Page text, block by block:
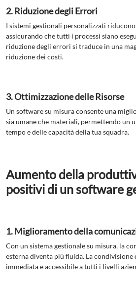
2. Riduzione degli Errori
I sistemi gestionali personalizzati
assicurando che tutti i processi siano
riduzione degli errori si traduce in una
riduzione dei costi.
3. Ottimizzazione delle Risorse
Un software su misura consente una
sia umane che materiali, permettendo un
tempo e delle capacità della tua squadra.
Aumento della
positivi di un software
1. Miglioramento della
Con un sistema gestionale su misura, la
esterna diventa più fluida. La
immediata e accessibile a tutti i livelli